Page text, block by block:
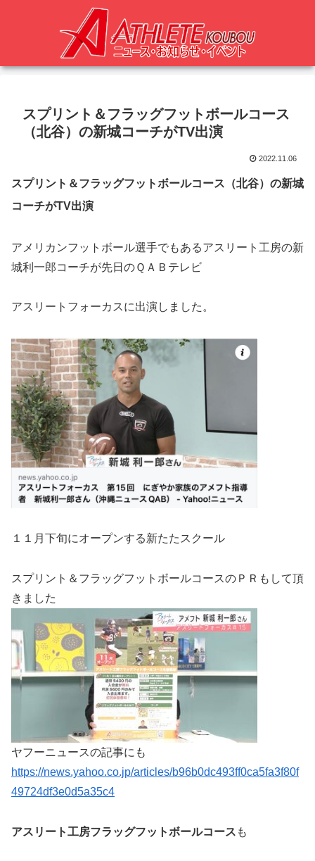
スプリント＆フラッグフットボールコース
（北谷）の新城コーチがTV出演
2022.11.06
スプリント＆フラッグフットボールコース（北谷）の新城
コーチがTV出演
アメリカンフットボール選手でもあるアスリート工房の新
城利一郎コーチが先日のＱＡＢテレビ
アスリートフォーカスに出演しました。
１１月下旬にオープンする新たたスクール
スプリント＆フラッグフットボールコースのＰＲもして頂
きました
ヤフーニュースの記事にも
https://news.yahoo.co.jp/articles/b96b0dc493ff0ca5fa3f80f
49724df3e0d5a35c4
アスリート工房フラッグフットボールコース も